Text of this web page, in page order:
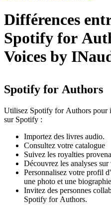
Différences
Spotify for
Voices by
Spotify for Authors
Utilisez Spotify for Authors pour
sur Spotify :
Importez des livres audio.
Consultez votre catalogue
Suivez les royalties
Découvrez les analyses
Personnalisez votre profil
une photo et une
Invitez des personnes
Spotify for Authors.